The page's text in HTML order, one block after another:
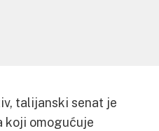
talijanski senat je
koji omogućuje